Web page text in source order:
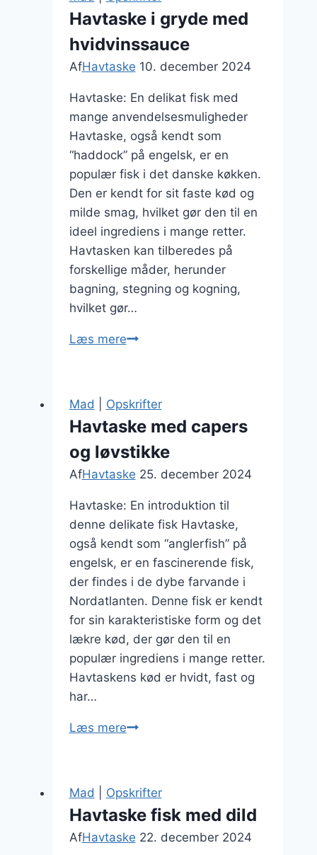
søndagsmiddag
Havtaske i gryde med
hvidvinssauce
AfHavtaske 10. december 2024
Havtaske: En delikat fisk med
mange anvendelsesmuligheder
Havtaske, også kendt som
“haddock” på engelsk, er en
populær fisk i det danske køkken.
Den er kendt for sit faste kød og
milde smag, hvilket gør den til en
ideel ingrediens i mange retter.
Havtasken kan tilberedes på
forskellige måder, herunder
bagning, stegning og kogning,
hvilket gør…
Læs mereHavtaske
hvidvinssauce
Mad Opskrifter
Havtaske med capers
og løvstikke
AfHavtaske 25. december 2024
Havtaske: En introduktion til
denne delikate fisk Havtaske,
også kendt som “anglerfish” på
engelsk, er en fascinerende fisk,
der findes i de dybe farvande i
Nordatlanten. Denne fisk er kendt
for sin karakteristiske form og det
lækre kød, der gør den til en
populær ingrediens i mange retter.
Havtaskens kød er hvidt, fast og
har…
Læs mereHavtaske
løvstikke
Mad Opskrifter
Havtaske fisk med dild
AfHavtaske 22. december 2024